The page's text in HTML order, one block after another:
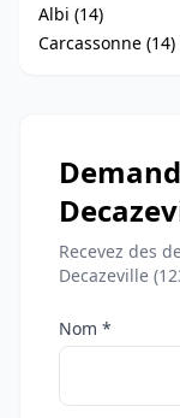
Albi (14)
Carcassonne (14)
Recevez des
Decazeville
Nom *